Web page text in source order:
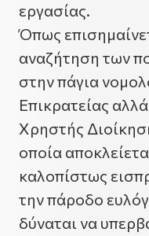
εργασίας.
Όπως
αναζήτηση των
στην πάγια
Επικρατείας
Χρηστής
οποία
καλοπίστως
την πάροδο
δύναται να